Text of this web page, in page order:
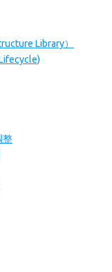
Library）
整